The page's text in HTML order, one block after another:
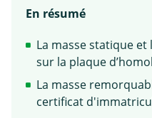
En résumé
La masse statique
sur la plaque
La masse
certificat